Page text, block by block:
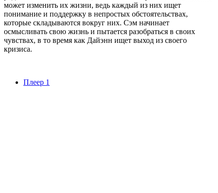
может изменить их жизни, ведь каждый из них ищет
понимание и поддержку в непростых обстоятельствах,
которые складываются вокруг них. Сэм начинает
осмысливать свою жизнь и пытается разобраться в своих
чувствах, в то время как Дайэнн ищет выход из своего
кризиса.
Плеер 1